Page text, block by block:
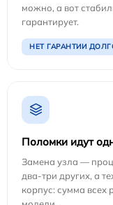
можно, а вот
гарантирует.
НЕТ ГАРАНТИИ
Поломки идут
Замена узла —
два-три других, а
корпус: сумма всех